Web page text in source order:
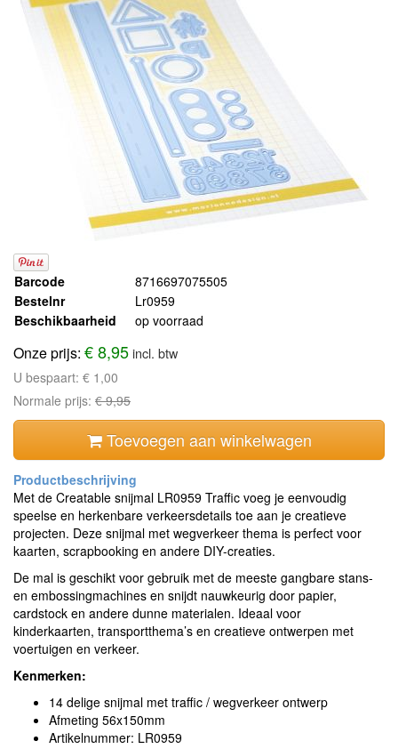
Barcode
8716697075505
Bestelnr
Lr0959
Beschikbaarheid
op voorraad
Onze prijs: € 8,95incl. btw
U bespaart: € 1,00
Normale prijs: € 9,95
Toevoegen aan winkelwagen
Met de Creatable snijmal LR0959 Traffic voeg je eenvoudig
speelse en herkenbare verkeersdetails toe aan je creatieve
projecten. Deze snijmal met wegverkeer thema is perfect voor
kaarten, scrapbooking en andere DIY-creaties.
De mal is geschikt voor gebruik met de meeste gangbare stans-
en embossingmachines en snijdt nauwkeurig door papier,
cardstock en andere dunne materialen. Ideaal voor
kinderkaarten, transportthema’s en creatieve ontwerpen met
voertuigen en verkeer.
Kenmerken:
14 delige snijmal met traffic / wegverkeer ontwerp
Afmeting 56x150mm
Artikelnummer: LR0959